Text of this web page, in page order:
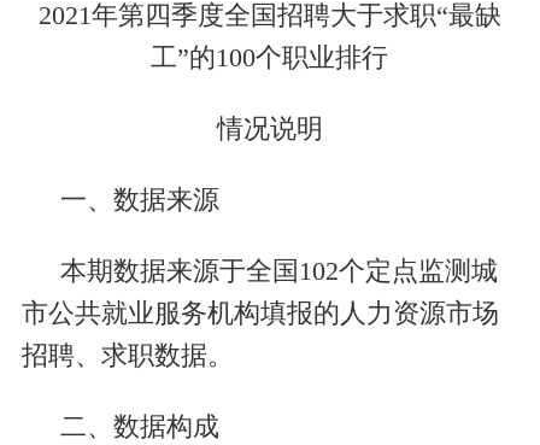
2021年第四季度全国招聘大于求职“最缺
工”的100个职业排行
情况说明
一、数据来源
本期数据来源于全国102个定点监测城
市公共就业服务机构填报的人力资源市场
招聘、求职数据。
二、数据构成